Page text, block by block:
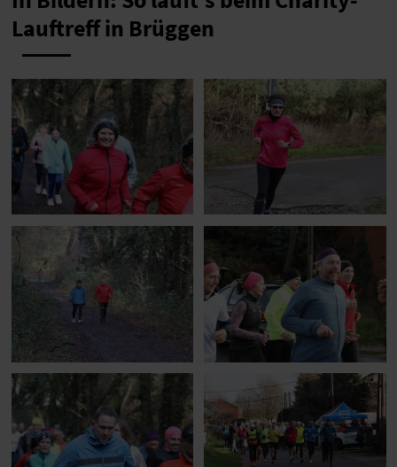
Lauftreff in Brüggen